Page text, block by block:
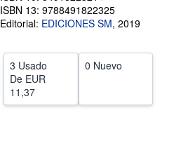
CERRAR
ISBN 13: 9788491822325
Editorial: EDICIONES SM, 2019
3 Usado
De EUR
11,37
0 Nuevo